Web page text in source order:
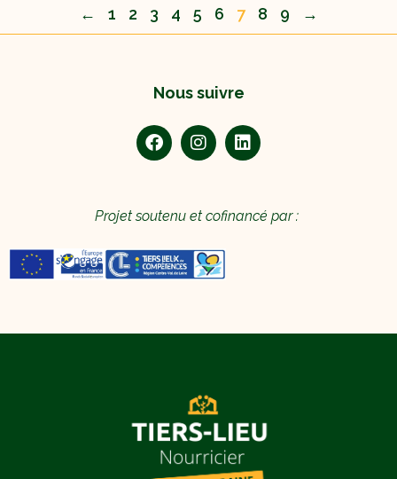
← 1 2 3 4 5 6 7 8 9 →
Nous suivre
Projet soutenu et cofinancé par :